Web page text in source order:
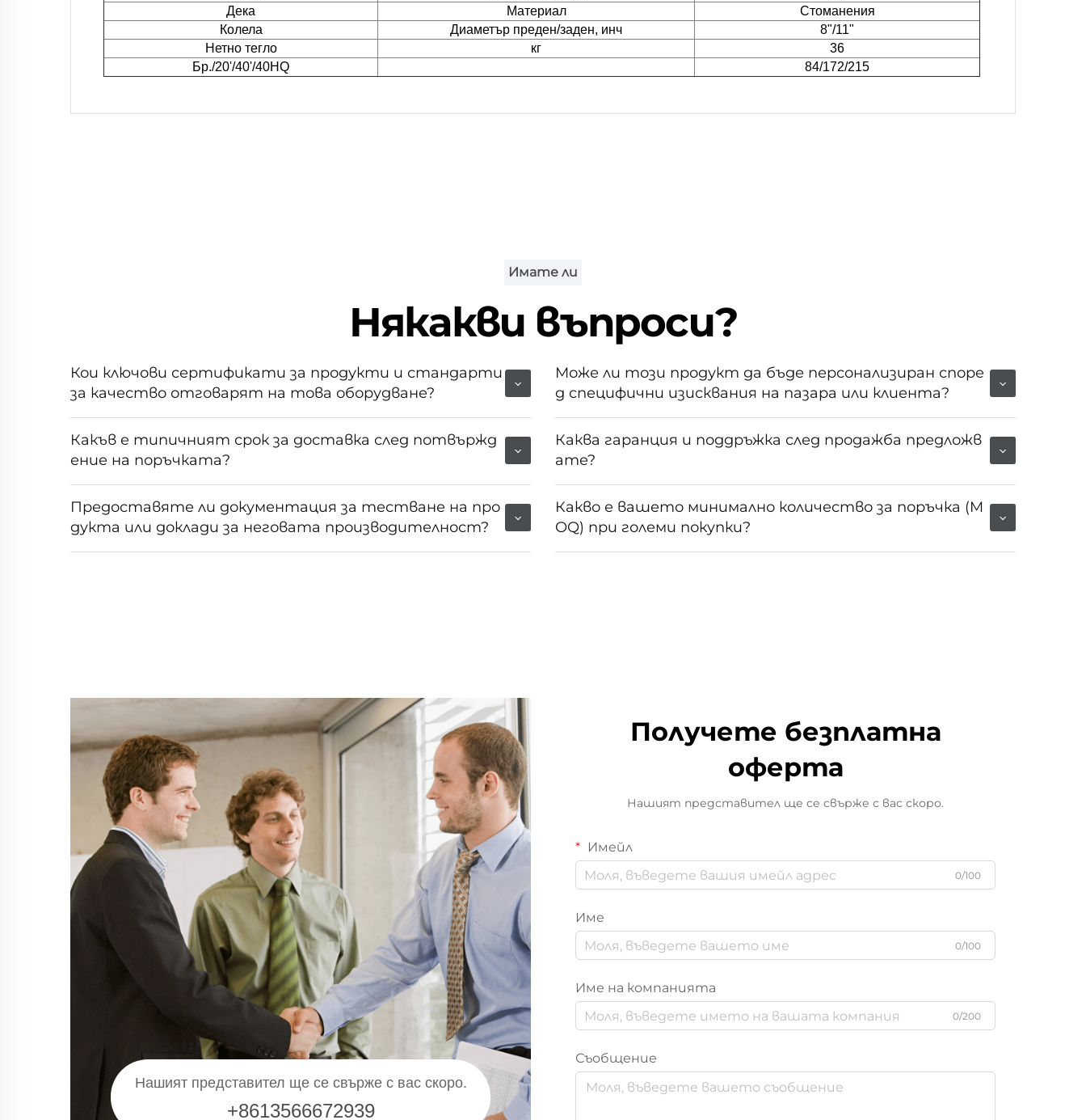
Дека
Материал
Стоманения
Колела
Диаметър преден/заден, инч
8"/11"
Нетно тегло
кг
36
Бр./20'/40'/40HQ
84/172/215
Имате ли
Някакви въпроси?
Кои ключови сертификати за продукти и стандарти
за качество отговарят на това оборудване?
Какъв е типичният срок за доставка след потвържд
ение на поръчката?
Предоставяте ли документация за тестване на про
дукта или доклади за неговата производителност?
Може ли този продукт да бъде персонализиран споре
д специфични изисквания на пазара или клиента?
Каква гаранция и поддръжка след продажба предложв
ате?
Какво е вашето минимално количество за поръчка (M
OQ) при големи покупки?
Нашият представител ще се свърже с вас скоро.
+8613566672939
Получете безплатна
оферта
Нашият представител ще се свърже с вас скоро.
Имейл
0/100
Име
0/100
Име на компанията
0/200
Съобщение